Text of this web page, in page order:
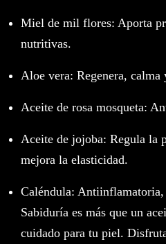
Miel de mil flores: Aporta
nutritivas.
Aloe vera: Regenera, calma
Aceite de rosa mosqueta:
Aceite de jojoba: Regula la
mejora la elasticidad.
Caléndula:
Sabiduría es más que un
cuidado para tu piel.